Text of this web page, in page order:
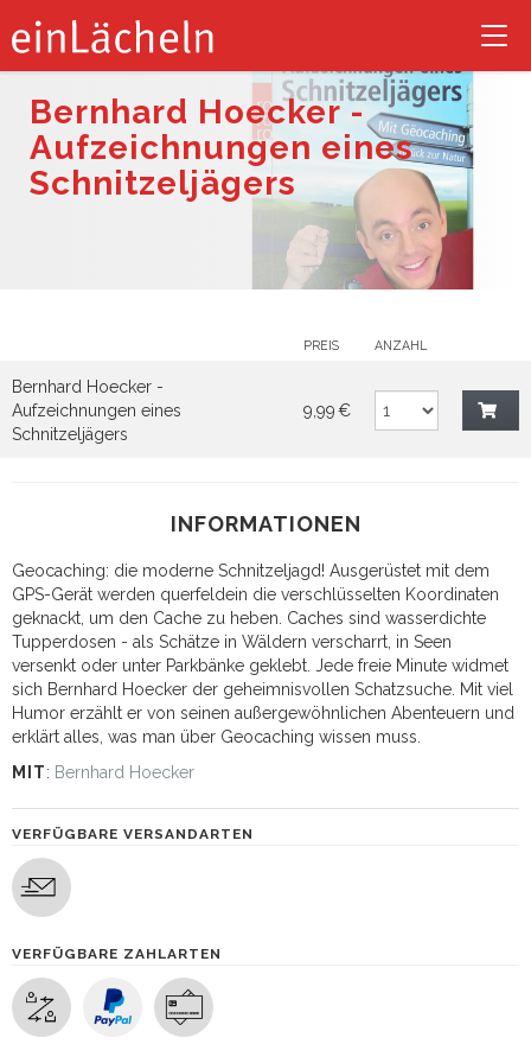
Bernhard Hoecker -
Aufzeichnungen eines
Schnitzeljägers
PREIS ANZAHL
Bernhard Hoecker -
Aufzeichnungen eines
Schnitzeljägers
9,99 €
INFORMATIONEN
Geocaching: die moderne Schnitzeljagd! Ausgerüstet mit dem
GPS-Gerät werden querfeldein die verschlüsselten Koordinaten
geknackt, um den Cache zu heben. Caches sind wasserdichte
Tupperdosen - als Schätze in Wäldern verscharrt, in Seen
versenkt oder unter Parkbänke geklebt. Jede freie Minute widmet
sich Bernhard Hoecker der geheimnisvollen Schatzsuche. Mit viel
Humor erzählt er von seinen außergewöhnlichen Abenteuern und
erklärt alles, was man über Geocaching wissen muss.
MIT: Bernhard Hoecker
VERFÜGBARE VERSANDARTEN
VERFÜGBARE ZAHLARTEN